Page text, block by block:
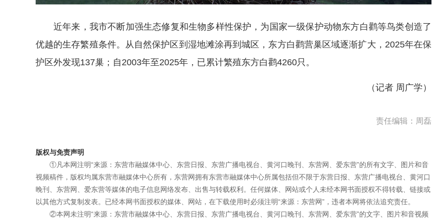
近年来，我市不断加强生态修复和生物多样性保护，为国家一级保护动物东方白鹳等鸟类创造了
优越的生存繁殖条件。从自然保护区到湿地滩涂再到城区，东方白鹳营巢区域逐渐扩大，2025年在保
护区外发现137巢；自2003年至2025年，已累计繁殖东方白鹳4260只。
（记者 周广学）
责任编辑：周磊
版权与免责声明
①凡本网注明“来源：东营市融媒体中心、东营日报、东营广播电视台、黄河口晚刊、东营网、爱东营”的所有文字、图片和音
视频稿件，版权均属东营市融媒体中心所有，东营网拥有东营市融媒体中心所属包括但不限于东营日报、东营广播电视台、黄河口
晚刊、东营网、爱东营等媒体的电子信息网络发布、出售与转载权利。任何媒体、网站或个人未经本网书面授权不得转载、链接或
以其他方式复制发表。已经本网书面授权的媒体、网站，在下载使用时必须注明“来源：东营网”，违者本网将依法追究责任。
②本网未注明“来源：东营市融媒体中心、东营日报、东营广播电视台、黄河口晚刊、东营网、爱东营”的文字、图片和音视频